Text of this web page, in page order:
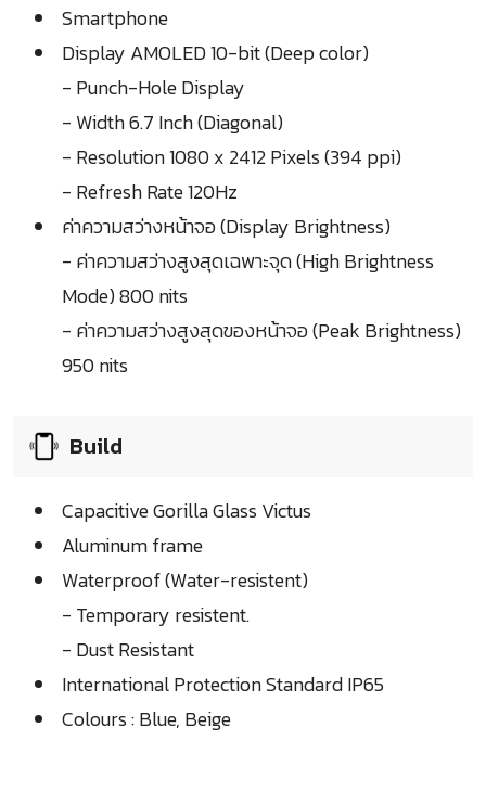
Smartphone
Display AMOLED 10-bit (Deep color)
- Punch-Hole Display
- Width 6.7 Inch (Diagonal)
- Resolution 1080 x 2412 Pixels (394 ppi)
- Refresh Rate 120Hz
ค่าความสว่างหน้าจอ (Display Brightness)
- ค่าความสว่างสูงสุดเฉพาะจุด (High Brightness
Mode) 800 nits
- ค่าความสว่างสูงสุดของหน้าจอ (Peak Brightness)
950 nits
Build
Capacitive Gorilla Glass Victus
Aluminum frame
Waterproof (Water-resistent)
- Temporary resistent.
- Dust Resistant
International Protection Standard IP65
Colours : Blue, Beige